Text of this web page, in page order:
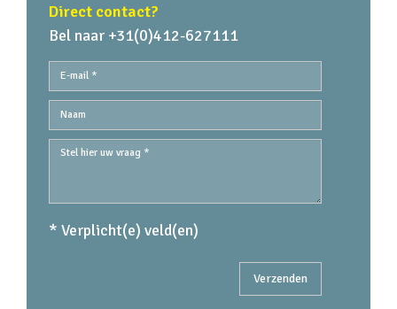
Direct contact?
Bel naar +31(0)412-627111
* Verplicht(e) veld(en)